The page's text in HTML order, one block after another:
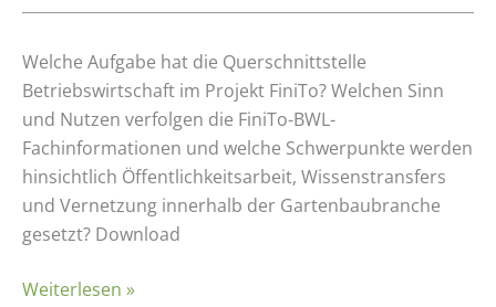
Welche Aufgabe hat die Querschnittstelle
Betriebswirtschaft im Projekt FiniTo? Welchen Sinn
und Nutzen verfolgen die FiniTo-BWL-
Fachinformationen und welche Schwerpunkte werden
hinsichtlich Öffentlichkeitsarbeit, Wissenstransfers
und Vernetzung innerhalb der Gartenbaubranche
gesetzt? Download
Der
Auftrag
der
Querschnittstelle
Betriebswirtschaft
im
Projekt
Weiterlesen »